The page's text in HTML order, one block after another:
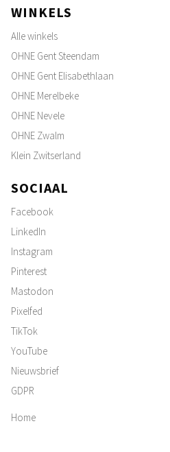
WINKELS
Alle winkels
OHNE Gent Steendam
OHNE Gent Elisabethlaan
OHNE Merelbeke
OHNE Nevele
OHNE Zwalm
Klein Zwitserland
SOCIAAL
Facebook
LinkedIn
Instagram
Pinterest
Mastodon
Pixelfed
TikTok
YouTube
Nieuwsbrief
GDPR
Home